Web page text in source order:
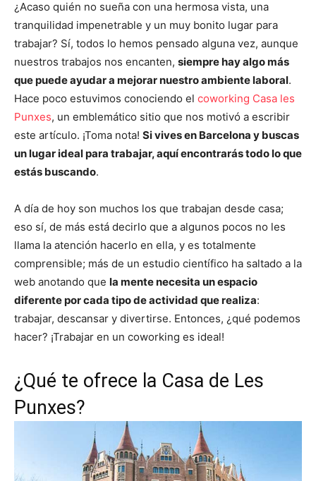
¿Acaso quién no sueña con una hermosa vista, una
tranquilidad impenetrable y un muy bonito lugar para
trabajar? Sí, todos lo hemos pensado alguna vez, aunque
nuestros trabajos nos encanten, siempre hay algo más
que puede ayudar a mejorar nuestro ambiente laboral.
Hace poco estuvimos conociendo el coworking Casa les
Punxes, un emblemático sitio que nos motivó a escribir
este artículo. ¡Toma nota! Si vives en Barcelona y buscas
un lugar ideal para trabajar, aquí encontrarás todo lo que
estás buscando.
A día de hoy son muchos los que trabajan desde casa;
eso sí, de más está decirlo que a algunos pocos no les
llama la atención hacerlo en ella, y es totalmente
comprensible; más de un estudio científico ha saltado a la
web anotando que la mente necesita un espacio
diferente por cada tipo de actividad que realiza:
trabajar, descansar y divertirse. Entonces, ¿qué podemos
hacer? ¡Trabajar en un coworking es ideal!
¿Qué te ofrece la Casa de Les
Punxes?